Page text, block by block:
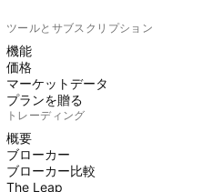
ツールとサブスクリプション
機能
価格
マーケットデータ
プランを贈る
トレーディング
概要
ブローカー
ブローカー比較
The Leap